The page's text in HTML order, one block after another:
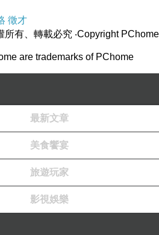
徵才
所有、轉載必究 ‧Copyright PChome
are trademarks of PChome
最新文章
美食饗宴
旅遊玩家
影視娛樂